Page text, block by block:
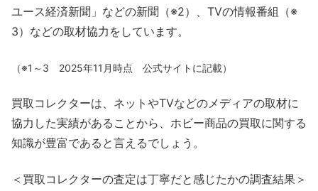
ユース経済新聞」などの新聞（※2）、TVの情報番組（※
3）などの取材協力をしています。
（※1～3 2025年11月時点 公式サイトに記載）
買取コレクターは、ネットやTVなどのメディアの取材に
協力した実績があることから、ホビー商品の買取に関する
知識が豊富であると言えるでしょう。
＜買取コレクターの査定は丁寧だと感じたかの調査結果＞